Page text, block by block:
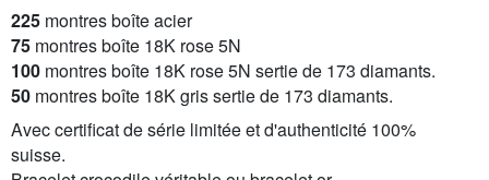
225 montres boîte acier
75 montres boîte 18K rose 5N
100 montres boîte 18K rose 5N sertie de 173 diamants.
50 montres boîte 18K gris sertie de 173 diamants.
Avec certificat de série limitée et d'authenticité 100%
suisse.